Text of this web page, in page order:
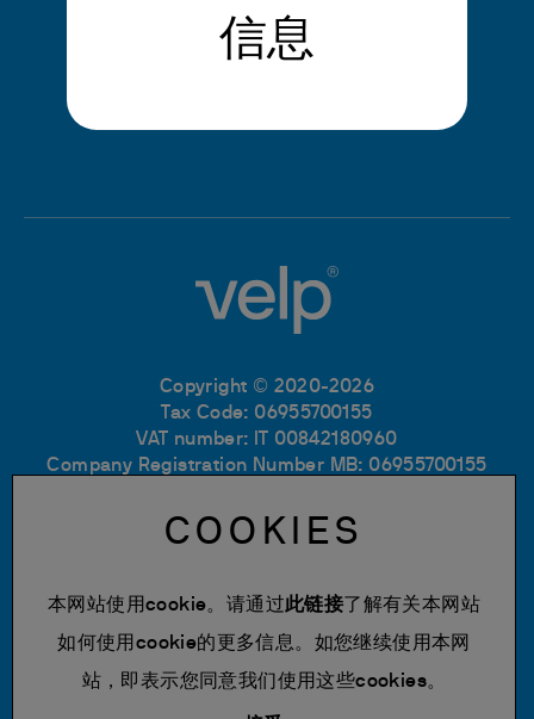
信息
Office 323-324, Building 2 Raheja Tesla,
MIDC, Turbhe, 400705,
Copyright © 2020-2026
Tax Code: 06955700155
VAT number: IT 00842180960
Company Registration Number MB: 06955700155
Paid up share capital: € 500.000 fully paid.
Cookie Policy
使用条款
COOKIES
本网站使用cookie。请通过 此链接 了解有关本网站
如何使用cookie的更多信息。如您继续使用本网
站，即表示您同意我们使用这些cookies。